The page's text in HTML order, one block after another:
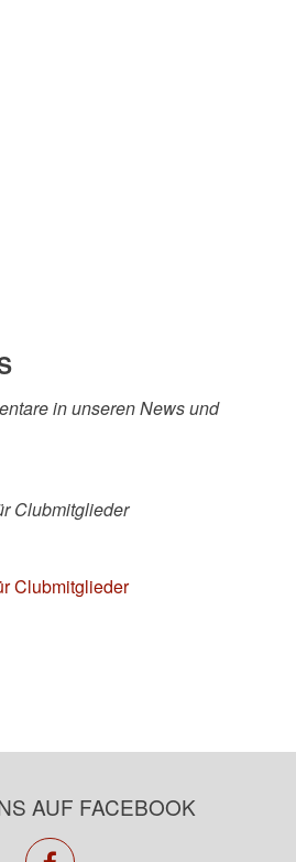
in unseren News und
Clubmitglieder
Clubmitglieder
AUF FACEBOOK